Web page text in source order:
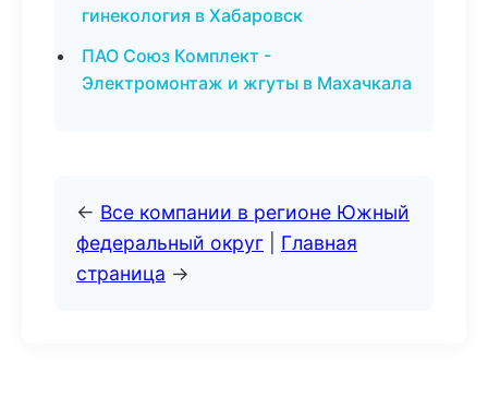
гинекология в Хабаровск
ПАО Союз Комплект -
Электромонтаж и жгуты в Махачкала
← Все компании в регионе Южный
федеральный округ
Главная
страница →